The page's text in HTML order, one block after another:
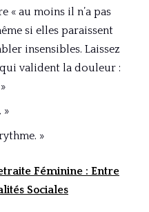
« au moins il n’a pas
si elles paraissent
insensibles. Laissez
valident la douleur :
»
»
Féminine : Entre
Sociales